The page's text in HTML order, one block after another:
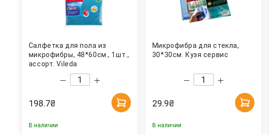
Салфетка для пола из
микрофибры, 48*60см., 1шт.,
ассорт. Vileda
198.7₴
В наличии
Микрофибра для стекла,
30*30см. Кузя сервис
29.9₴
В наличии